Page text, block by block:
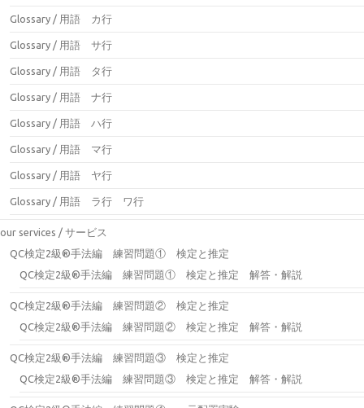
Glossary / 用語 カ行
Glossary / 用語 サ行
Glossary / 用語 タ行
Glossary / 用語 ナ行
Glossary / 用語 ハ行
Glossary / 用語 マ行
Glossary / 用語 ヤ行
Glossary / 用語 ラ行 ワ行
our services / サービス
QC検定2級®手法編 練習問題① 検定と推定
QC検定2級®手法編 練習問題① 検定と推定 解答・解説
QC検定2級®手法編 練習問題② 検定と推定
QC検定2級®手法編 練習問題② 検定と推定 解答・解説
QC検定2級®手法編 練習問題③ 検定と推定
QC検定2級®手法編 練習問題③ 検定と推定 解答・解説